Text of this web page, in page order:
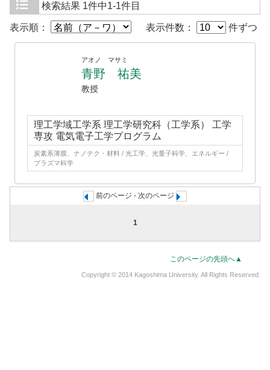
検索結果 1件中1-1件目
表示順： 表示件数： 件ずつ
アオノ マサミ
青野 祐美
教授
理工学域工学系 理工学研究科（工学系） 工学
専攻 電気電子工学プログラム
炭素系薄膜、ナノテク・材料 / 光工学、光量子科学、エネルギー /
プラズマ科学
前のページ - 次のページ
1
このページの先頭へ▲
Copyright © 2014 Kagoshima University. All Rights Reserved.